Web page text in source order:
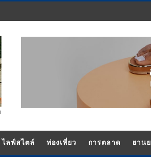
ไลฟ์สไตล์ ท่องเที่ยว การตลาด ยาน